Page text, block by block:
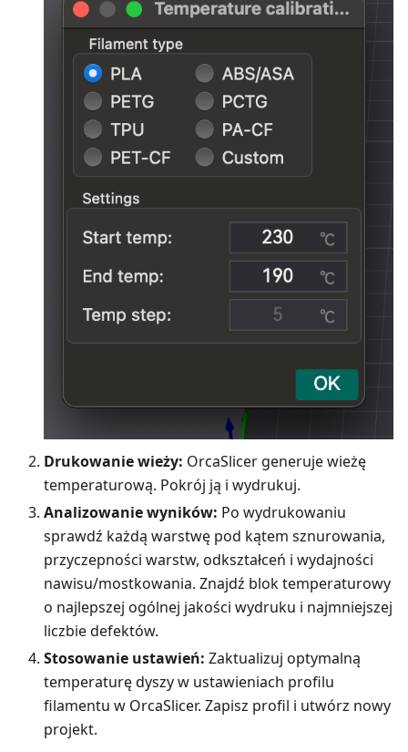
Drukowanie wieży: OrcaSlicer generuje wieżę
temperaturową. Pokrój ją i wydrukuj.
Analizowanie wyników: Po wydrukowaniu
sprawdź każdą warstwę pod kątem sznurowania,
przyczepności warstw, odkształceń i wydajności
nawisu/mostkowania. Znajdź blok temperaturowy
o najlepszej ogólnej jakości wydruku i najmniejszej
liczbie defektów.
Stosowanie ustawień: Zaktualizuj optymalną
temperaturę dyszy w ustawieniach profilu
filamentu w OrcaSlicer. Zapisz profil i utwórz nowy
projekt.